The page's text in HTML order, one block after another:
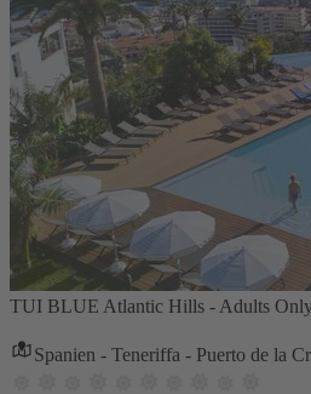
TUI BLUE Atlantic Hills - Adults
Spanien - Teneriffa - Puerto de la